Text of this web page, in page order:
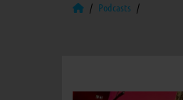
Podcasts